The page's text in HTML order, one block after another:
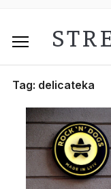
Tag: delicateka